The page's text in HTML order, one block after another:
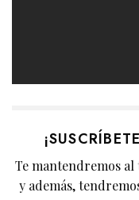
Te mantendremos al
y además,